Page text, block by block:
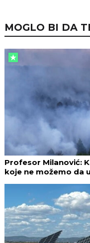
MOGLO BI DA
Profesor Milanović:
koje ne možemo da